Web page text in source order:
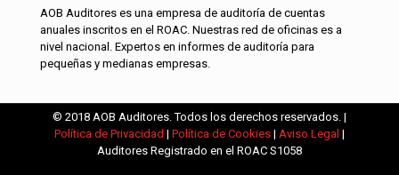
AOB Auditores es una empresa de auditoría de cuentas
anuales inscritos en el ROAC. Nuestras red de oficinas es a
nivel nacional. Expertos en informes de auditoría para
pequeñas y medianas empresas.
© 2018 AOB Auditores. Todos los derechos reservados. |
Política de Privacidad | Política de Cookies | Aviso Legal |
Auditores Registrado en el ROAC S1058